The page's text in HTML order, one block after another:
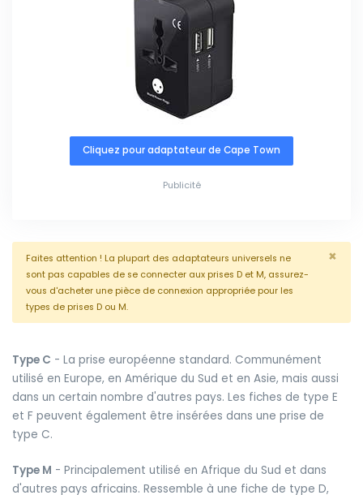
Cliquez pour adaptateur de Cape Town
Publicité
×
Faites attention ! La plupart des adaptateurs universels ne
sont pas capables de se connecter aux prises D et M, assurez-
vous d'acheter une pièce de connexion appropriée pour les
types de prises D ou M.
Type C - La prise européenne standard. Communément
utilisé en Europe, en Amérique du Sud et en Asie, mais aussi
dans un certain nombre d'autres pays. Les fiches de type E
et F peuvent également être insérées dans une prise de
type C.
Type M - Principalement utilisé en Afrique du Sud et dans
d'autres pays africains. Ressemble à une fiche de type D,